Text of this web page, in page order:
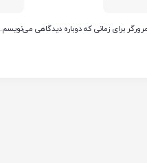
برای زمانی که دوباره دیدگاهی می‌نویسم.